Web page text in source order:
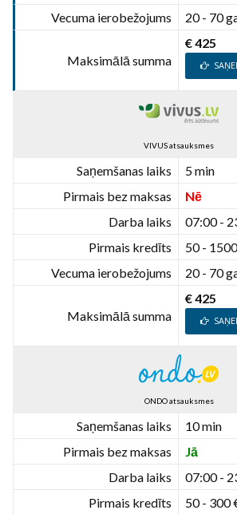
Vecuma ierobežojums
20 - 70
Maksimālā summa
€ 425
VIVUS atsauksmes
Saņemšanas laiks
5 min
Pirmais bez maksas
Nē
Darba laiks
07:00 -
Pirmais kredīts
50 -
Vecuma ierobežojums
20 - 70
Maksimālā summa
€ 425
ONDO atsauksmes
Saņemšanas laiks
10 min
Pirmais bez maksas
Jā
Darba laiks
07:00 -
Pirmais kredīts
50 - 300